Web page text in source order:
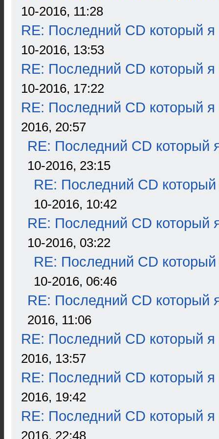
10-2016, 11:28
RE: Последний CD который я
10-2016, 13:53
RE: Последний CD который я
10-2016, 17:22
RE: Последний CD который я
2016, 20:57
RE: Последний CD который
10-2016, 23:15
RE: Последний CD который
10-2016, 10:42
RE: Последний CD который
10-2016, 03:22
RE: Последний CD который
10-2016, 06:46
RE: Последний CD который
2016, 11:06
RE: Последний CD который я
2016, 13:57
RE: Последний CD который я
2016, 19:42
RE: Последний CD который я
2016, 22:48